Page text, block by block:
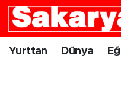
Yurttan Dünya
Yurttan
Eskişehir Nöbetçi